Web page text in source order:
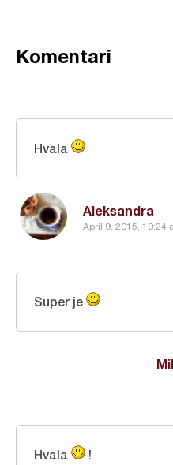
Komentari
Aleksandra
April 9, 2015, 10:24
Hvala
Super je
Hvala !